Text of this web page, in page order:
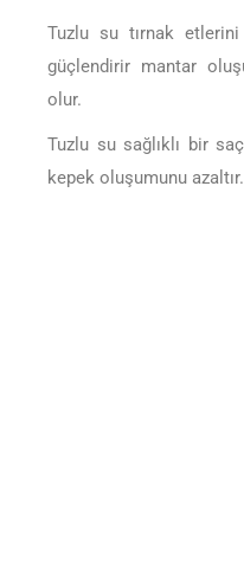
Tuzlu su tırnak etlerini
güçlendirir mantar
olur.
Tuzlu su sağlıklı bir
kepek oluşumunu azaltır.